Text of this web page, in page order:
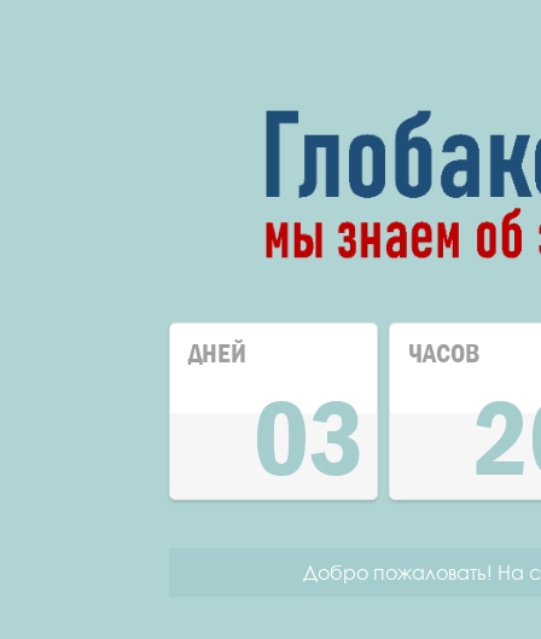
ДНЕЙ
03
ЧАСОВ
Добро пожаловать! На